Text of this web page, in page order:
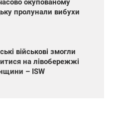
окупованому
пролунали вибухи
військові змогли
на лівобережжі
– ISW